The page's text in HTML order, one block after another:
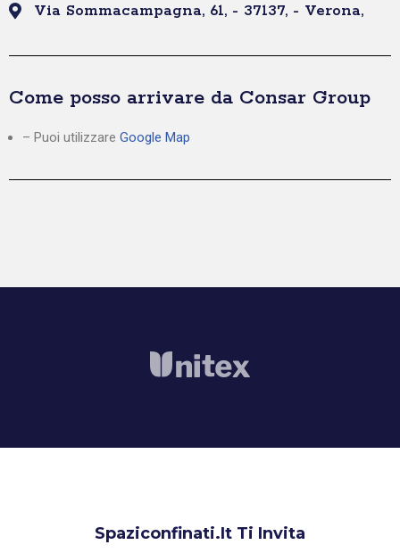
Via Sommacampagna, 61, - 37137, - Verona,
Come posso arrivare da Consar Group
– Puoi utilizzare Google Map
Spaziconfinati.it Ti Invita